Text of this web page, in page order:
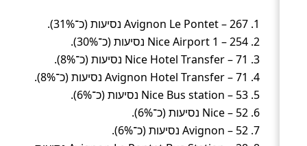
Avignon Le Pontet – 267 נסיעות (כ־31%).
Nice Airport 1 – 254 נסיעות (כ־30%).
Nice Hotel Transfer – 71 נסיעות (כ־8%).
Avignon Hotel Transfer – 71 נסיעות (כ־8%).
Nice Bus station – 53 נסיעות (כ־6%).
Nice – 52 נסיעות (כ־6%).
Avignon – 52 נסיעות (כ־6%).